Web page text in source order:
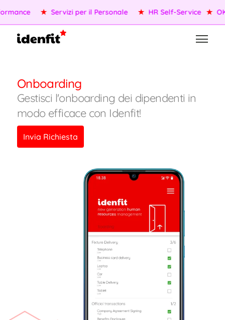
★ Servizi per il Personale ★ HR Self-Service ★
Onboarding
Gestisci l'onboarding dei dipendenti in
modo efficace con Idenfit!
Invia Richiesta